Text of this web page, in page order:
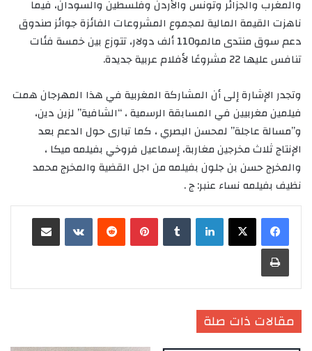
والمغرب والجزائر وتونس والأردن وفلسطين والسودان، فيما
ناهزت القيمة المالية لمجموع المشروعات الفائزة جوائز صندوق
دعم سوق منتدى مالمو110 ألف دولار، تتوزع بين خمسة فئات
تنافس عليها 22 مشروعًا لأفلام عربية جديدة.
وتجدر الإشارة إلى أن المشاركة المغربية في هذا المهرجان همت
فيلمين مغربيين في المسابقة الرسمية ، “الشافية” لزين دين،
و”مسالة عاجلة” لمحسن البصري ، كما تبارى حول الدعم بعد
الإنتاج ثلاث مخرجين مغاربة، إسماعيل فروخي بفيلمه ميكا ،
والمخرج حسن بن جلون بفيلمه من اجل القضية والمخرج محمد
نظيف بفيلمه نساء عنبر: ج .
لينكدإن بينتيريست
طباعة
مقالات ذات صلة